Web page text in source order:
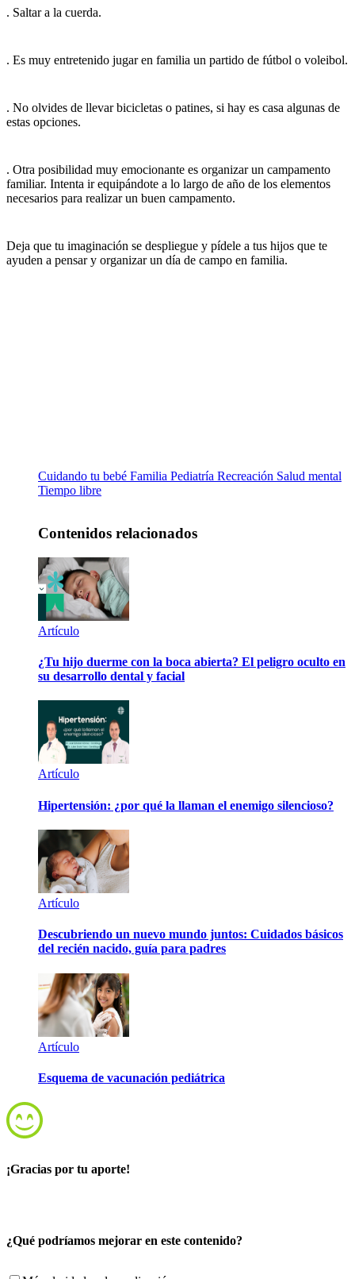
. Saltar a la cuerda.
. Es muy entretenido jugar en familia un partido de fútbol o voleibol.
. No olvides de llevar bicicletas o patines, si hay es casa algunas de
estas opciones.
. Otra posibilidad muy emocionante es organizar un campamento
familiar. Intenta ir equipándote a lo largo de año de los elementos
necesarios para realizar un buen campamento.
Deja que tu imaginación se despliegue y pídele a tus hijos que te
ayuden a pensar y organizar un día de campo en familia.
Cuidando tu bebé Familia Pediatría Recreación Salud mental
Tiempo libre
Contenidos relacionados
Artículo
¿Tu hijo duerme con la boca abierta? El peligro oculto en
su desarrollo dental y facial
Artículo
Hipertensión: ¿por qué la llaman el enemigo silencioso?
Artículo
Descubriendo un nuevo mundo juntos: Cuidados básicos
del recién nacido, guía para padres
Artículo
Esquema de vacunación pediátrica
¡Gracias por tu aporte!
¿Qué podríamos mejorar en este contenido?